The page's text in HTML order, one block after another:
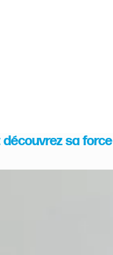
découvrez sa force